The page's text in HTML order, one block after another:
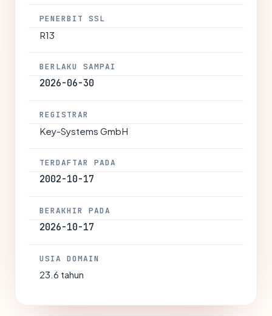
PENERBIT SSL
R13
BERLAKU SAMPAI
2026-06-30
REGISTRAR
Key-Systems GmbH
TERDAFTAR PADA
2002-10-17
BERAKHIR PADA
2026-10-17
USIA DOMAIN
23.6 tahun